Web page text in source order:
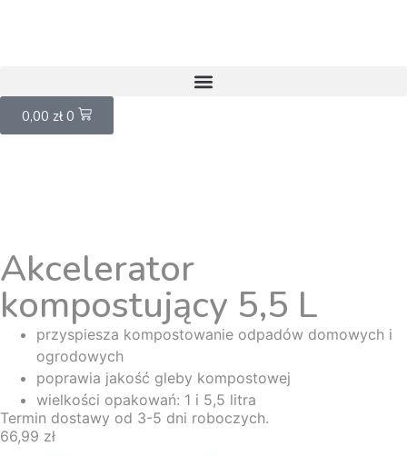
0,00 zł 0
Akcelerator
kompostujący 5,5 L
przyspiesza kompostowanie odpadów domowych i
ogrodowych
poprawia jakość gleby kompostowej
wielkości opakowań: 1 i 5,5 litra
Termin dostawy od 3-5 dni roboczych.
66,99 zł